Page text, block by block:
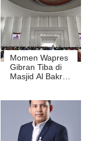
Momen Wapres
Gibran Tiba di
Masjid Al Bakrie